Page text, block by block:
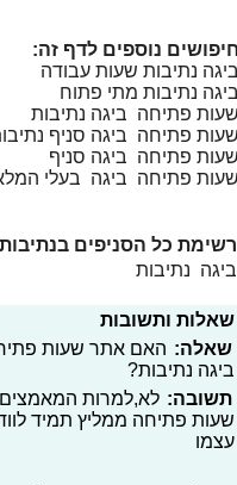
נוספים לדף זה:
נתיבות שעות עבודה
נתיבות מתי פתוח
פתיחה ביגה נתיבות
פתיחה ביגה סניף
פתיחה ביגה סניף
פתיחה ביגה בעלי
רשימת כל הסניפים בנתיבות
ביגה נתיבות
שאלות ותשובות
שאלה: האם אתר שעות
ביגה נתיבות?
תשובה: לא,למרות המאמצים
שעות פתיחה ממליץ תמיד
עצמו